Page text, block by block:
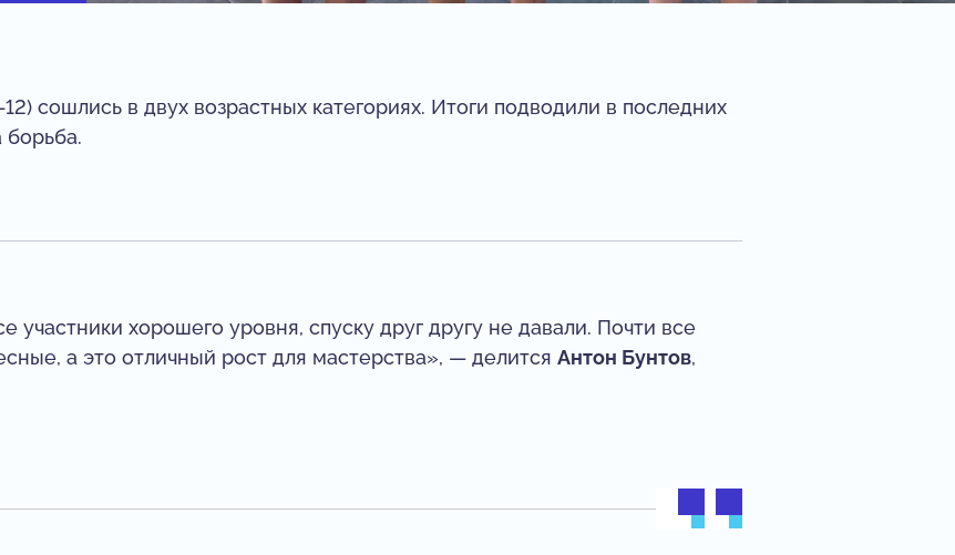
сошлись в двух возрастных категориях. Итоги подводили в последних
борьба.
участники хорошего уровня, спуску друг другу не давали. Почти все
а это отличный рост для мастерства», — делится Антон Бунтов,